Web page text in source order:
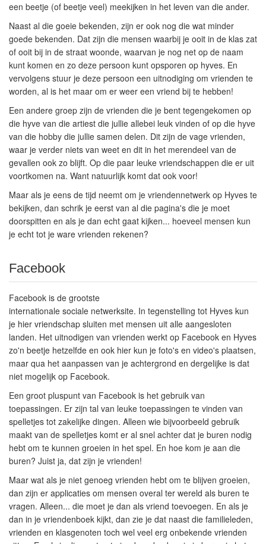
een beetje (of beetje veel) meekijken in het leven van die ander.
Naast al die goeie bekenden, zijn er ook nog die wat minder
goede bekenden. Dat zijn die mensen waarbij je ooit in de klas zat
of ooit bij in de straat woonde, waarvan je nog net op de naam
kunt komen en zo deze persoon kunt opsporen op hyves. En
vervolgens stuur je deze persoon een uitnodiging om vrienden te
worden, al is het maar om er weer een vriend bij te hebben!
Een andere groep zijn de vrienden die je bent tegengekomen op
die hyve van die artiest die jullie allebei leuk vinden of op die hyve
van die hobby die jullie samen delen. Dit zijn de vage vrienden,
waar je verder niets van weet en dit in het merendeel van de
gevallen ook zo blijft. Op die paar leuke vriendschappen die er uit
voortkomen na. Want natuurlijk komt dat ook voor!
Maar als je eens de tijd neemt om je vriendennetwerk op Hyves te
bekijken, dan schrik je eerst van al die pagina's die je moet
doorspitten en als je dan echt gaat kijken... hoeveel mensen kun
je echt tot je ware vrienden rekenen?
Facebook
Facebook is de grootste
internationale sociale netwerksite. In tegenstelling tot Hyves kun
je hier vriendschap sluiten met mensen uit alle aangesloten
landen. Het uitnodigen van vrienden werkt op Facebook en Hyves
zo'n beetje hetzelfde en ook hier kun je foto's en video's plaatsen,
maar qua het aanpassen van je achtergrond en dergelijke is dat
niet mogelijk op Facebook.
Een groot pluspunt van Facebook is het gebruik van
toepassingen. Er zijn tal van leuke toepassingen te vinden van
spelletjes tot zakelijke dingen. Alleen wie bijvoorbeeld gebruik
maakt van de spelletjes komt er al snel achter dat je buren nodig
hebt om te kunnen groeien in het spel. En hoe kom je aan die
buren? Juist ja, dat zijn je vrienden!
Maar wat als je niet genoeg vrienden hebt om te blijven groeien,
dan zijn er applicaties om mensen overal ter wereld als buren te
vragen. Alleen... die moet je dan als vriend toevoegen. En als je
dan in je vriendenboek kijkt, dan zie je dat naast die familieleden,
vrienden en klasgenoten toch wel veel erg onbekende vrienden